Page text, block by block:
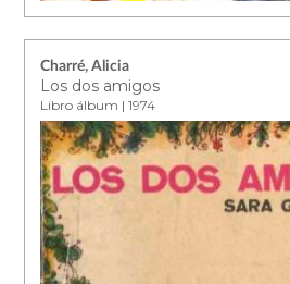
Charré, Alicia
Los dos amigos
Libro álbum | 1974